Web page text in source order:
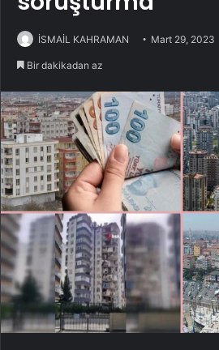
İSMAİL KAHRAMAN Mart 29, 2023
Bir dakikadan az